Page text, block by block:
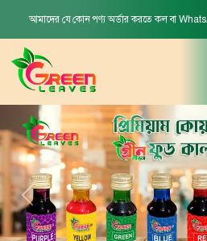
আমাদের যে কোন পণ্য অর্ডার করতে কল বা